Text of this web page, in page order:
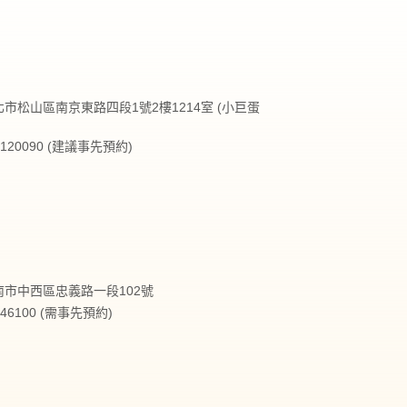
市松山區南京東路四段1號2樓1214室 (小巨蛋
(建議事先預約)
市中西區忠義路一段102號
(需事先預約)